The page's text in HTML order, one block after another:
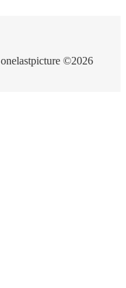
onelastpicture ©2026